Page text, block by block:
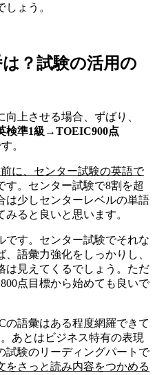
しょう。
？試験の活用の
上させる場合、ずばり、
検準1級→TOEIC900点
。
に、センター試験の英語で
す。センター試験で8割を超
は少しセンターレベルの単語
ると良いと思います。
です。センター試験でそれな
語彙力強化をしっかりし、
は見えてくるでしょう。ただ
点目標から始めても良いで
の語彙はある程度網羅できて
あとはビジネス特有の表現
試験のリーディングパートで
をさっと読み内容をつかめる